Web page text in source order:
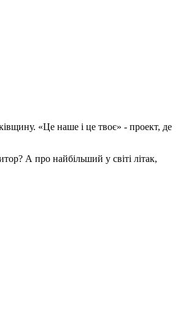
«Це наше і це твоє» - проект, де
А про найбільший у світі літак,